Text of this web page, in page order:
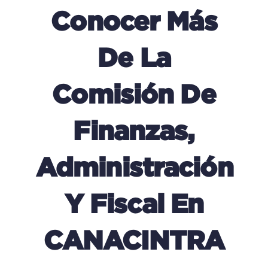
Conocer Más
De La
Comisión De
Finanzas,
Administración
Y Fiscal En
CANACINTRA